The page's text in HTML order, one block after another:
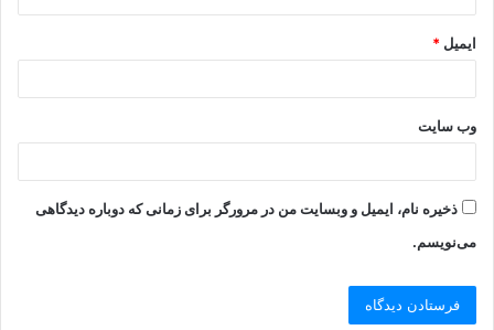
ایمیل *
وب‌ سایت
ذخیره نام، ایمیل و وبسایت من در مرورگر برای زمانی که دوباره دیدگاهی
می‌نویسم.